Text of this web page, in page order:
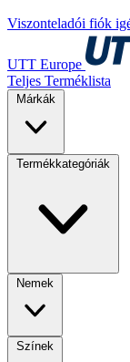
Viszonteladói fiók
UTT Europe
Teljes Terméklista
Márkák
Termékkategóriák
Nemek
Színek